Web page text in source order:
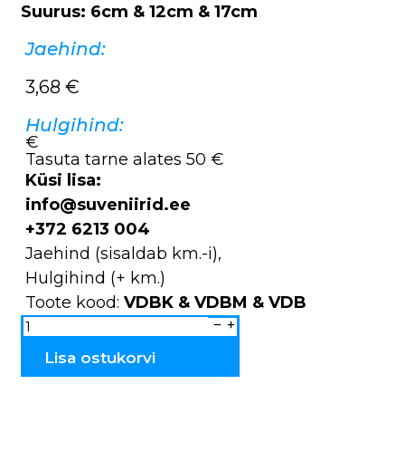
Suurus: 6cm & 12cm & 17cm
Jaehind:
3,68 €
Hulgihind:
€
Tasuta tarne alates 50 €
Küsi lisa:
info@suveniirid.ee
+372 6213 004
Jaehind (sisaldab km.-i),
Hulgihind (+ km.)
Toote kood: VDBK & VDBM & VDB
Kapad
keraamilised
Tallinn
VDBM
&
Lisa ostukorvi